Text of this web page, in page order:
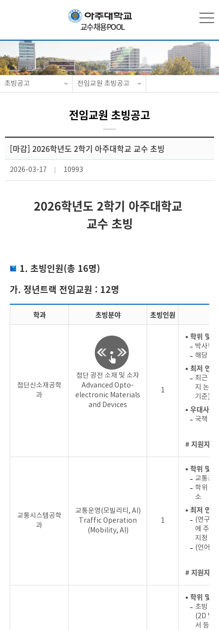
교수채용POOL
초빙공고 전임교원 초빙공고
전임교원 초빙공고
[마감] 2026학년도 2학기 아주대학교 교수 초빙
2026-03-17 10993
2026학년도 2학기 아주대학교
교수 초빙
1. 초빙인원(총 16명)
가. 정년트랙 전임교원 : 12명
학과 초빙분야 초빙인원
첨단신소재공학
과
첨단 광전 소재 및 소자
Advanced Opto-
electronic Materials
and Devices
1
▪ 학위 및
박사학
해당 분
▪ 최저 연
최근 4
지 논문
기준)
▪ 우대사항
국책 혹
# 지원자
교통시스템공학
과
교통운영(모빌리티, AI)
Traffic Operation
(Mobility, AI)
1
▪ 학위 및
교통공
학위 취
소
▪ 최저 연
(연구실
에 주저
지정 우
(언어)
# 지원자
▪ 학위 및
초빙 분
(2D 및
서 등)